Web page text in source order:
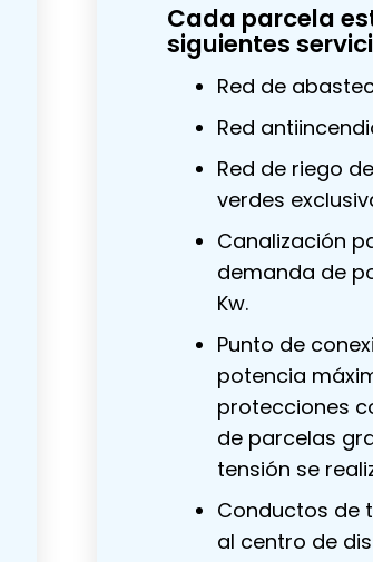
Cada parcela
siguientes
Red de
Red
Red de riego
verdes
Canalización
demanda de
Kw.
Punto de
potencia
protecciones
de parcelas
tensión se
Conductos de
al centro de